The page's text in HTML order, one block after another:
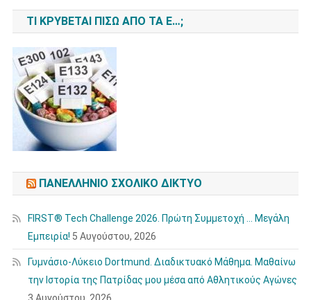
ΤΙ ΚΡΎΒΕΤΑΙ ΠΊΣΩ ΑΠΌ ΤΑ Ε…;
ΠΑΝΕΛΛΉΝΙΟ ΣΧΟΛΙΚΌ ΔΊΚΤΥΟ
FIRST® Tech Challenge 2026. Πρώτη Συμμετοχή … Μεγάλη
Εμπειρία! 5 Αυγούστου, 2026
Γυμνάσιο-Λύκειο Dortmund. Διαδικτυακό Μάθημα. Μαθαίνω
την Ιστορία της Πατρίδας μου μέσα από Αθλητικούς Αγώνες
3 Αυγούστου, 2026